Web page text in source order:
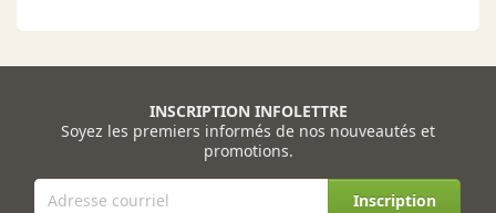
INSCRIPTION INFOLETTRE
Soyez les premiers informés de nos nouveautés et
promotions.
Inscription